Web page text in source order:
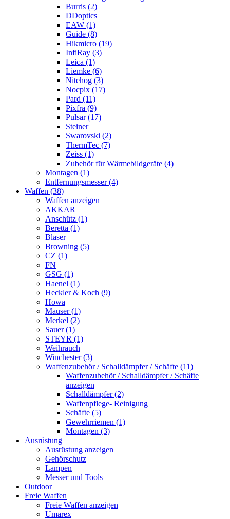
Burris (2)
DDoptics
EAW (1)
Guide (8)
Hikmicro (19)
InfiRay (3)
Leica (1)
Liemke (6)
Nitehog (3)
Nocpix (17)
Pard (11)
Pixfra (9)
Pulsar (17)
Steiner
Swarovski (2)
ThermTec (7)
Zeiss (1)
Zubehör für Wärmebildgeräte (4)
Montagen (1)
Entfernungsmesser (4)
Waffen (38)
Waffen anzeigen
AKKAR
Anschütz (1)
Beretta (1)
Blaser
Browning (5)
CZ (1)
FN
GSG (1)
Haenel (1)
Heckler & Koch (9)
Howa
Mauser (1)
Merkel (2)
Sauer (1)
STEYR (1)
Weihrauch
Winchester (3)
Waffenzubehör / Schalldämpfer / Schäfte (11)
Waffenzubehör / Schalldämpfer / Schäfte
anzeigen
Schalldämpfer (2)
Waffenpflege- Reinigung
Schäfte (5)
Gewehrriemen (1)
Montagen (3)
Ausrüstung
Ausrüstung anzeigen
Gehörschutz
Lampen
Messer und Tools
Outdoor
Freie Waffen
Freie Waffen anzeigen
Umarex